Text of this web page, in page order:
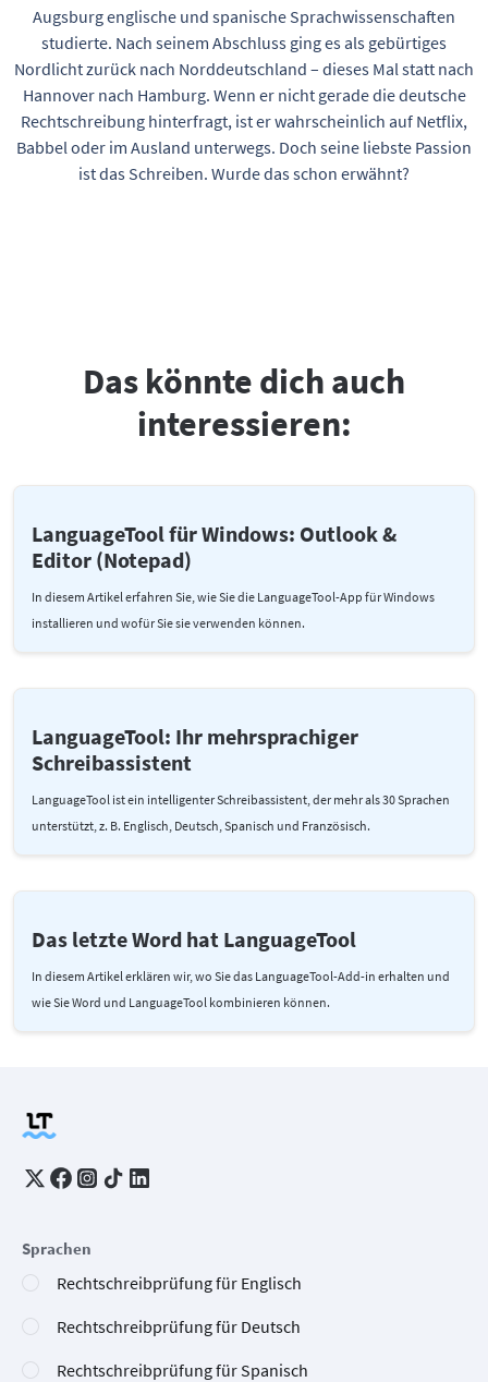
Augsburg englische und spanische Sprachwissenschaften
studierte. Nach seinem Abschluss ging es als gebürtiges
Nordlicht zurück nach Norddeutschland – dieses Mal statt nach
Hannover nach Hamburg. Wenn er nicht gerade die deutsche
Rechtschreibung hinterfragt, ist er wahrscheinlich auf Netflix,
Babbel oder im Ausland unterwegs. Doch seine liebste Passion
ist das Schreiben. Wurde das schon erwähnt?
Das könnte dich auch
interessieren:
LanguageTool für Windows: Outlook &
Editor (Notepad)
In diesem Artikel erfahren Sie, wie Sie die LanguageTool-App für Windows
installieren und wofür Sie sie verwenden können.
LanguageTool: Ihr mehrsprachiger
Schreibassistent
LanguageTool ist ein intelligenter Schreibassistent, der mehr als 30 Sprachen
unterstützt, z. B. Englisch, Deutsch, Spanisch und Französisch.
Das letzte Word hat LanguageTool
In diesem Artikel erklären wir, wo Sie das LanguageTool-Add-in erhalten und
wie Sie Word und LanguageTool kombinieren können.
Sprachen
Rechtschreibprüfung für Englisch
Rechtschreibprüfung für Deutsch
Rechtschreibprüfung für Spanisch